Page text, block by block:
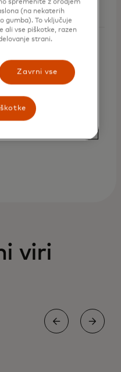
viri
spremenite z orodjem
(na nekaterih
gumba). To vključuje
ali vse piškotke, razen
strani.
Zavrni vse